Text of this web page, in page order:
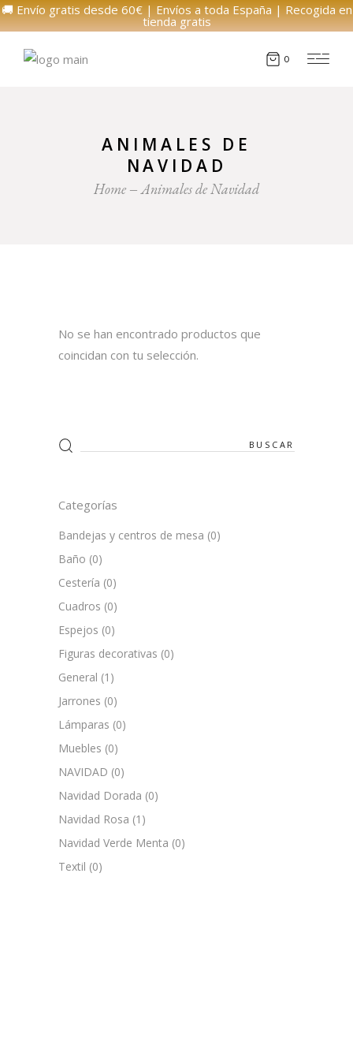
🚚 Envío gratis desde 60€ | Envíos a toda España | Recogida en
tienda gratis
0
ANIMALES DE
NAVIDAD
Home Animales de Navidad
No se han encontrado productos que
coincidan con tu selección.
Search
for:
Categorías
Bandejas y centros de mesa (0)
Baño (0)
Cestería (0)
Cuadros (0)
Espejos (0)
Figuras decorativas (0)
General (1)
Jarrones (0)
Lámparas (0)
Muebles (0)
NAVIDAD (0)
Navidad Dorada (0)
Navidad Rosa (1)
Navidad Verde Menta (0)
Textil (0)